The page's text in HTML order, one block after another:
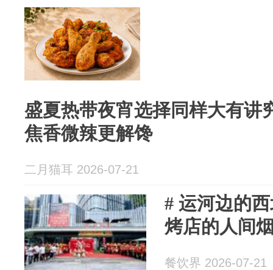
盛夏热带夜宵选择同样大有讲
焦香微辣更解馋
二月猫耳 2026-07-21
# 运河边的
烤店的人间
餐饮界 2026-07-21